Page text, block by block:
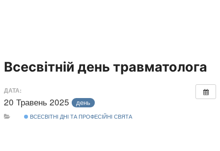
Всесвітній день травматолога
ДАТА:
20 Травень 2025 день
ВСЕСВІТНІ ДНІ ТА ПРОФЕСІЙНІ СВЯТА